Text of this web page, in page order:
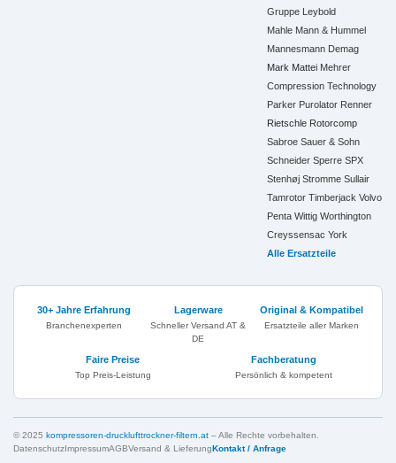
Gruppe
Leybold
Mahle Mann & Hummel
Mannesmann Demag
Mark Mattei Mehrer
Compression Technology
Parker Purolator Renner
Rietschle Rotorcomp
Sabroe Sauer & Sohn
Schneider Sperre SPX
Stenhøj Stromme Sullair
Tamrotor Timberjack Volvo
Penta Wittig Worthington
Creyssensac York
Alle Ersatzteile
30+ Jahre Erfahrung
Branchenexperten
Lagerware
Schneller Versand AT &
DE
Original & Kompatibel
Ersatzteile aller Marken
Faire Preise
Top Preis-Leistung
Fachberatung
Persönlich & kompetent
© 2025 kompressoren-drucklufttrockner-filtern.at – Alle Rechte vorbehalten.
DatenschutzImpressumAGBVersand & LieferungKontakt / Anfrage